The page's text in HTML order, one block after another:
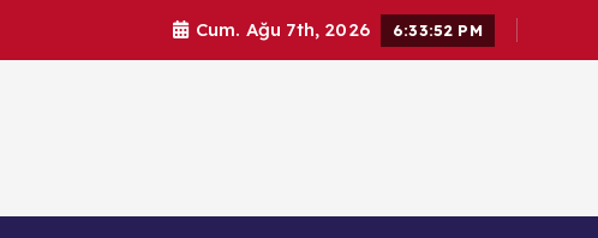
Cum. Ağu 7th, 2026 6:33:53 PM